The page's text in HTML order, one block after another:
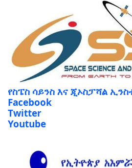
የስፔስ ሳይንስ እና ጂኦስፓሻል
Facebook
Twitter
Youtube